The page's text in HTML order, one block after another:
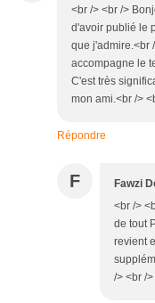
<br /> <br />
d'avoir publié le
que j'admire.<br
accompagne le
C'est très
mon ami.<br />
Répondre
F Fawzi
<br />
de tout
revient
/> <br /